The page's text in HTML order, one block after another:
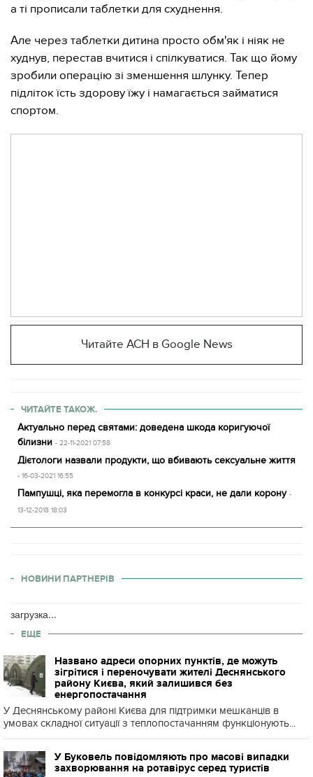
а ті прописали таблетки для схуднення.
Але через таблетки дитина просто обм'як і ніяк не
худнув, перестав вчитися і спілкуватися. Так що йому
зробили операцію зі зменшення шлунку. Тепер
підліток їсть здорову їжу і намагається займатися
спортом.
Читайте АСН в Google News
ЧИТАЙТЕ ТАКОЖ.
Актуально перед святами: доведена шкода коригуючої
білизни - 22-11-2021 07:58
Дієтологи назвали продукти, що вбивають сексуальне життя
- 16-03-2021 16:55
Пампушці, яка перемогла в конкурсі краси, не дали корону -
13-12-2018 18:03
НОВИНИ ПАРТНЕРІВ
загрузка...
ЕЩЕ
Названо адреси опорних пунктів, де можуть
зігрітися і переночувати жителі Деснянського
району Києва, який залишився без
енергопостачання
У Деснянському районі Києва для підтримки мешканців в
умовах складної ситуації з теплопостачанням функціонують...
У Буковель повідомляють про масові випадки
захворювання на ротавірус серед туристів